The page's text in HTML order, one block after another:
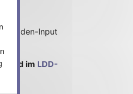
Input
und im LDD-